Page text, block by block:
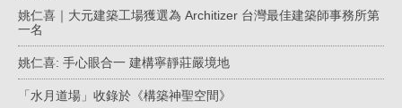
姚仁喜｜大元建築工場獲選為 Architizer 台灣最佳建築師事務所第
一名
姚仁喜: 手心眼合一 建構寧靜莊嚴境地
「水月道場」收錄於《構築神聖空間》